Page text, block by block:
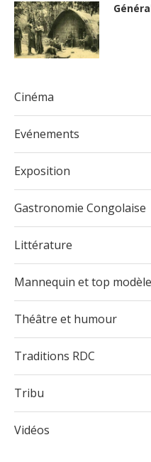
Cinéma
Evénements
Exposition
Gastronomie Congolaise
Littérature
Mannequin et top modèle
Théâtre et humour
Traditions RDC
Tribu
Vidéos